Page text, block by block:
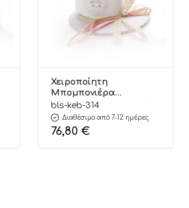
Χειροποίητη
Μπομπονιέρα
Βάπτισης Αρωματικό
Κερί με Κουνελάκι για
Κορίτσια ΚΕΒ-314 (Υ:7
cm Π:6 cm) 24τμχ ||
bls-keb-314
Διαθέσιμο από 7-12 ημέρες
76,80 €